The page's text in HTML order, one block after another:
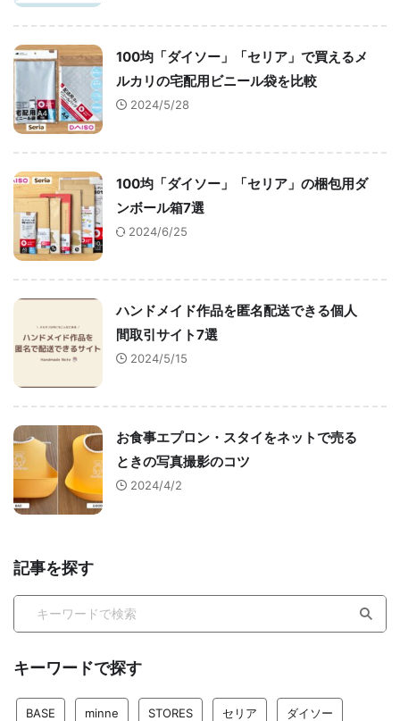
100均「ダイソー」「セリア」で買えるメ
ルカリの宅配用ビニール袋を比較
2024/5/28
100均「ダイソー」「セリア」の梱包用ダ
ンボール箱7選
2024/6/25
ハンドメイド作品を匿名配送できる個人
間取引サイト7選
2024/5/15
お食事エプロン・スタイをネットで売る
ときの写真撮影のコツ
2024/4/2
記事を探す
キーワードで探す
BASE minne STORES セリア ダイソー